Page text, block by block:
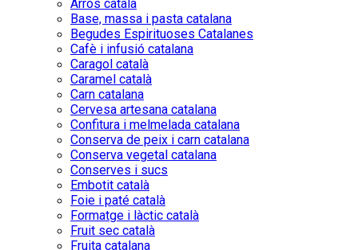
Arròs català
Base, massa i pasta catalana
Begudes Espirituoses Catalanes
Cafè i infusió catalana
Caragol català
Caramel català
Carn catalana
Cervesa artesana catalana
Confitura i melmelada catalana
Conserva de peix i carn catalana
Conserva vegetal catalana
Conserves i sucs
Embotit català
Foie i paté català
Formatge i làctic català
Fruit sec català
Fruita catalana